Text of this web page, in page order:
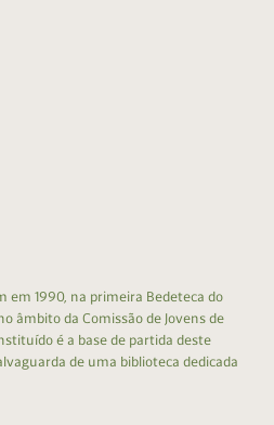
em 1990, na primeira Bedeteca do
âmbito da Comissão de Jovens de
é a base de partida deste
de uma biblioteca dedicada